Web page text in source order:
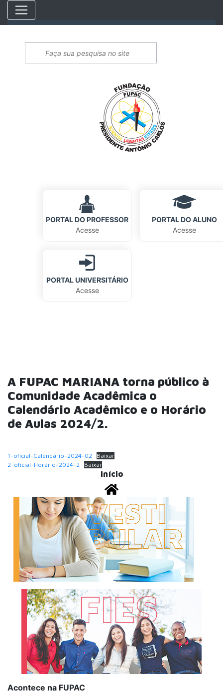
PORTAL DO PROFESSOR
Acesse
PORTAL DO ALUNO
Acesse
PORTAL UNIVERSITÁRIO
Acesse
A FUPAC MARIANA torna público à
Comunidade Acadêmica o
Calendário Acadêmico e o Horário
de Aulas 2024/2.
1-oficial-Calendário-2024-02
Baixar
2-oficial-Horário-2024-2
Baixar
Início
Acontece na FUPAC